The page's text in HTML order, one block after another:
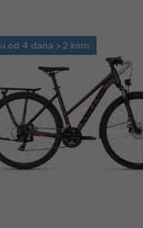
od 4 dana > 2 kom